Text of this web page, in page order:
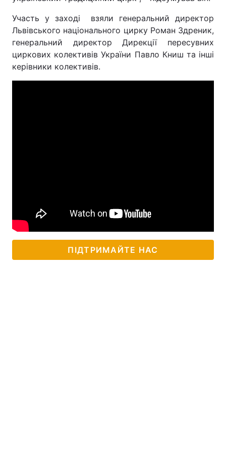
Участь у заході взяли генеральний директор
Львівського національного цирку Роман Здреник,
генеральний директор Дирекції пересувних
циркових колективів України Павло Книш та інші
керівники колективів.
ПІДТРИМАЙТЕ НАС